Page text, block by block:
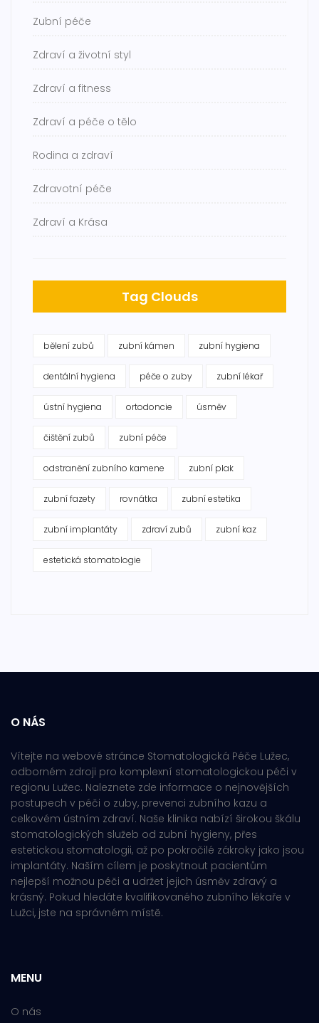
Zubní péče
Zdraví a životní styl
Zdraví a fitness
Zdraví a péče o tělo
Rodina a zdraví
Zdravotní péče
Zdraví a Krása
Tag Clouds
bělení zubů zubní kámen zubní hygiena
dentální hygiena péče o zuby zubní lékař
ústní hygiena ortodoncie úsměv
čištění zubů zubní péče
odstranění zubního kamene zubní plak
zubní fazety rovnátka zubní estetika
zubní implantáty zdraví zubů zubní kaz
estetická stomatologie
O NÁS
Vítejte na webové stránce Stomatologická Péče Lužec,
odborném zdroji pro komplexní stomatologickou péči v
regionu Lužec. Naleznete zde informace o nejnovějších
postupech v péči o zuby, prevenci zubního kazu a
celkovém ústním zdraví. Naše klinika nabízí širokou škálu
stomatologických služeb od zubní hygieny, přes
estetickou stomatologii, až po pokročilé zákroky jako jsou
implantáty. Naším cílem je poskytnout pacientům
nejlepší možnou péči a udržet jejich úsměv zdravý a
krásný. Pokud hledáte kvalifikovaného zubního lékaře v
Lužci, jste na správném místě.
MENU
O nás